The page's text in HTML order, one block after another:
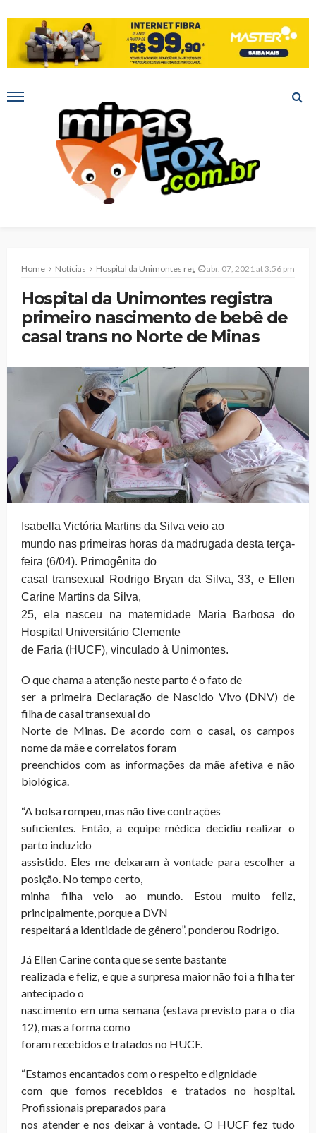
Home Notícias Hospital da Unimontes registra primeiro nascimento de bebê de casal trans no Norte de Minas
abr. 07, 2021 at 3:56 pm
Hospital da Unimontes registra
primeiro nascimento de bebê de
casal trans no Norte de Minas
Isabella Victória Martins da Silva veio ao
mundo nas primeiras horas da madrugada desta terça-
feira (6/04). Primogênita do
casal transexual Rodrigo Bryan da Silva, 33, e Ellen
Carine Martins da Silva,
25, ela nasceu na maternidade Maria Barbosa do
Hospital Universitário Clemente
de Faria (HUCF), vinculado à Unimontes.
O que chama a atenção neste parto é o fato de
ser a primeira Declaração de Nascido Vivo (DNV) de
filha de casal transexual do
Norte de Minas. De acordo com o casal, os campos
nome da mãe e correlatos foram
preenchidos com as informações da mãe afetiva e não
biológica.
“A bolsa rompeu, mas não tive contrações
suficientes. Então, a equipe médica decidiu realizar o
parto induzido
assistido. Eles me deixaram à vontade para escolher a
posição. No tempo certo,
minha filha veio ao mundo. Estou muito feliz,
principalmente, porque a DVN
respeitará a identidade de gênero”, ponderou Rodrigo.
Já Ellen Carine conta que se sente bastante
realizada e feliz, e que a surpresa maior não foi a filha ter
antecipado o
nascimento em uma semana (estava previsto para o dia
12), mas a forma como
foram recebidos e tratados no HUCF.
“Estamos encantados com o respeito e dignidade
com que fomos recebidos e tratados no hospital.
Profissionais preparados para
nos atender e nos deixar à vontade. O HUCF fez tudo